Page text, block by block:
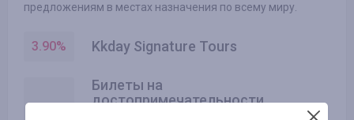
предложениям в местах назначения по всему миру.
3.90% Kkday Signature Tours
Билеты на
достопримечательности,